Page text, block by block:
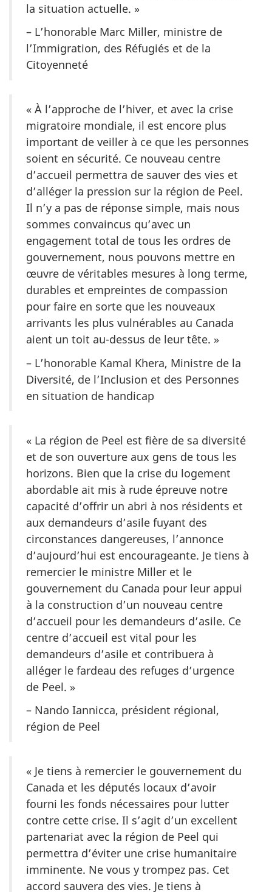
la situation actuelle. »
– L’honorable Marc Miller, ministre de
l’Immigration, des Réfugiés et de la
Citoyenneté
« À l’approche de l’hiver, et avec la crise
migratoire mondiale, il est encore plus
important de veiller à ce que les personnes
soient en sécurité. Ce nouveau centre
d’accueil permettra de sauver des vies et
d’alléger la pression sur la région de Peel.
Il n’y a pas de réponse simple, mais nous
sommes convaincus qu’avec un
engagement total de tous les ordres de
gouvernement, nous pouvons mettre en
œuvre de véritables mesures à long terme,
durables et empreintes de compassion
pour faire en sorte que les nouveaux
arrivants les plus vulnérables au Canada
aient un toit au-dessus de leur tête. »
– L’honorable Kamal Khera, Ministre de la
Diversité, de l’Inclusion et des Personnes
en situation de handicap
« La région de Peel est fière de sa diversité
et de son ouverture aux gens de tous les
horizons. Bien que la crise du logement
abordable ait mis à rude épreuve notre
capacité d’offrir un abri à nos résidents et
aux demandeurs d’asile fuyant des
circonstances dangereuses, l’annonce
d’aujourd’hui est encourageante. Je tiens à
remercier le ministre Miller et le
gouvernement du Canada pour leur appui
à la construction d’un nouveau centre
d’accueil pour les demandeurs d’asile. Ce
centre d’accueil est vital pour les
demandeurs d’asile et contribuera à
alléger le fardeau des refuges d’urgence
de Peel. »
– Nando Iannicca, président régional,
région de Peel
« Je tiens à remercier le gouvernement du
Canada et les députés locaux d’avoir
fourni les fonds nécessaires pour lutter
contre cette crise. Il s’agit d’un excellent
partenariat avec la région de Peel qui
permettra d’éviter une crise humanitaire
imminente. Ne vous y trompez pas. Cet
accord sauvera des vies. Je tiens à